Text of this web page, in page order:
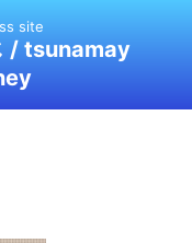
site
/ tsunamay